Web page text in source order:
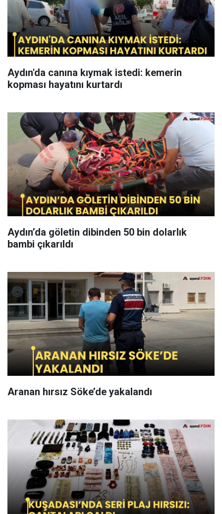
Aydın'da canına kıymak istedi: kemerin
kopması hayatını kurtardı
Aydın’da göletin dibinden 50 bin dolarlık
bambi çıkarıldı
Aranan hırsız Söke’de yakalandı